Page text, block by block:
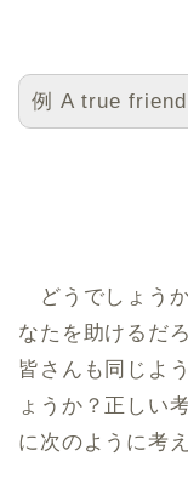
例 A true
どうでしょう
なたを助けるだ
皆さんも同じよ
ょうか？正しい
に次のように考